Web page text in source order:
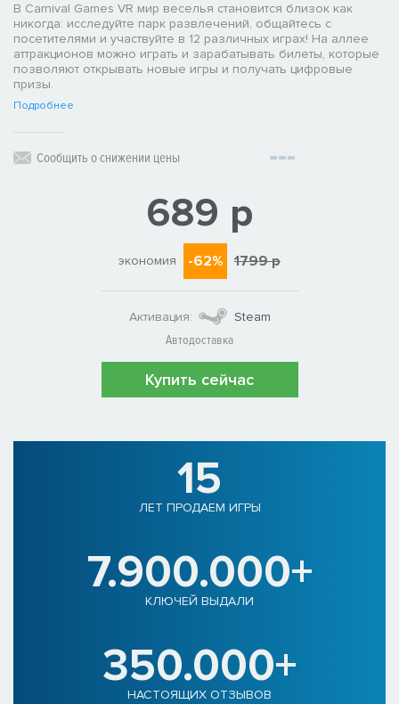
В Carnival Games VR мир веселья становится близок как
никогда: исследуйте парк развлечений, общайтесь с
посетителями и участвуйте в 12 различных играх! На аллее
аттракционов можно играть и зарабатывать билеты, которые
позволяют открывать новые игры и получать цифровые
призы.
Подробнее
Сообщить о снижении цены
689 р
экономия -62% 1799 р
Активация:
Steam
Автодоставка
Купить сейчас
15
ЛЕТ ПРОДАЕМ ИГРЫ
7.900.000+
КЛЮЧЕЙ ВЫДАЛИ
350.000+
НАСТОЯЩИХ ОТЗЫВОВ